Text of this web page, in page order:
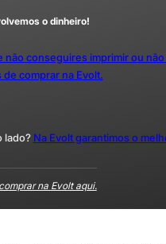
o dinheiro!
não conseguires imprimir ou
comprar na Evolt.
lado? Na Evolt garantimos o
na Evolt aqui.